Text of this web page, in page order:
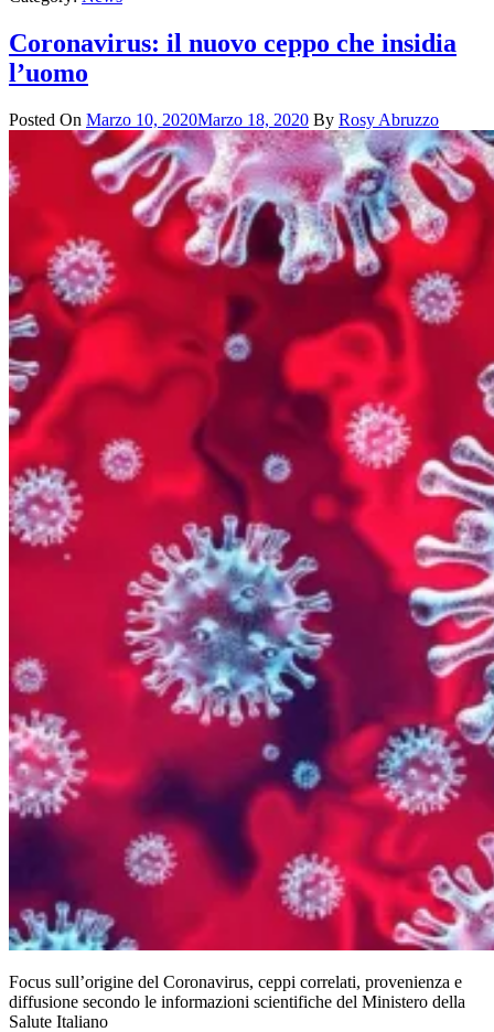
Coronavirus: il nuovo ceppo che insidia
l’uomo
Posted On Marzo 10, 2020Marzo 18, 2020 By Rosy Abruzzo
Focus sull’origine del Coronavirus, ceppi correlati, provenienza e
diffusione secondo le informazioni scientifiche del Ministero della
Salute Italiano